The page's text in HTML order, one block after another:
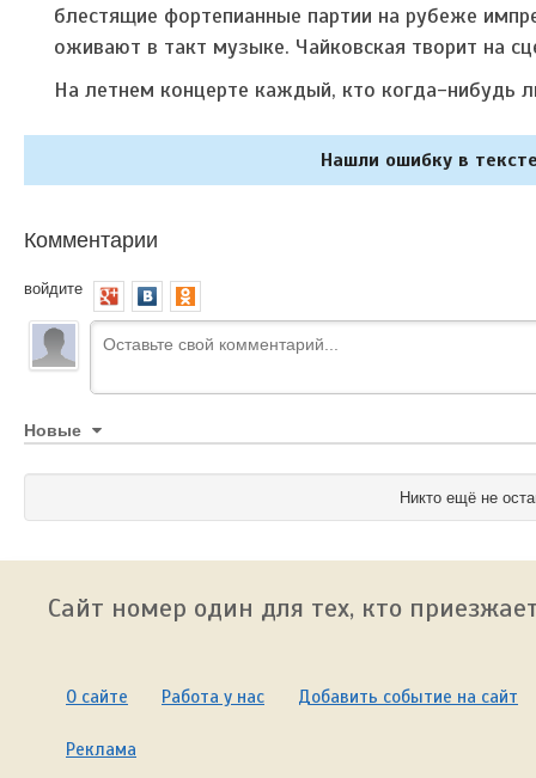
блестящие фортепианные партии на рубеже
оживают в такт музыке. Чайковская творит на
На летнем концерте каждый, кто когда-нибудь
Нашли ошибку в
Комментарии
войдите
Новые
Никто ещё не
Сайт номер один для тех, кто
О сайте Работа у нас Добавить событие на сайт
Реклама